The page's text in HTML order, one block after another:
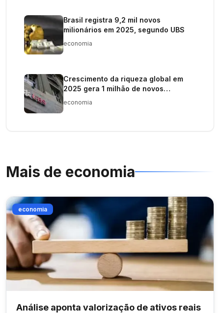
Brasil registra 9,2 mil novos
milionários em 2025, segundo UBS
economia
Crescimento da riqueza global em
2025 gera 1 milhão de novos
milionários
economia
Mais de economia
economia
Análise aponta valorização de ativos reais